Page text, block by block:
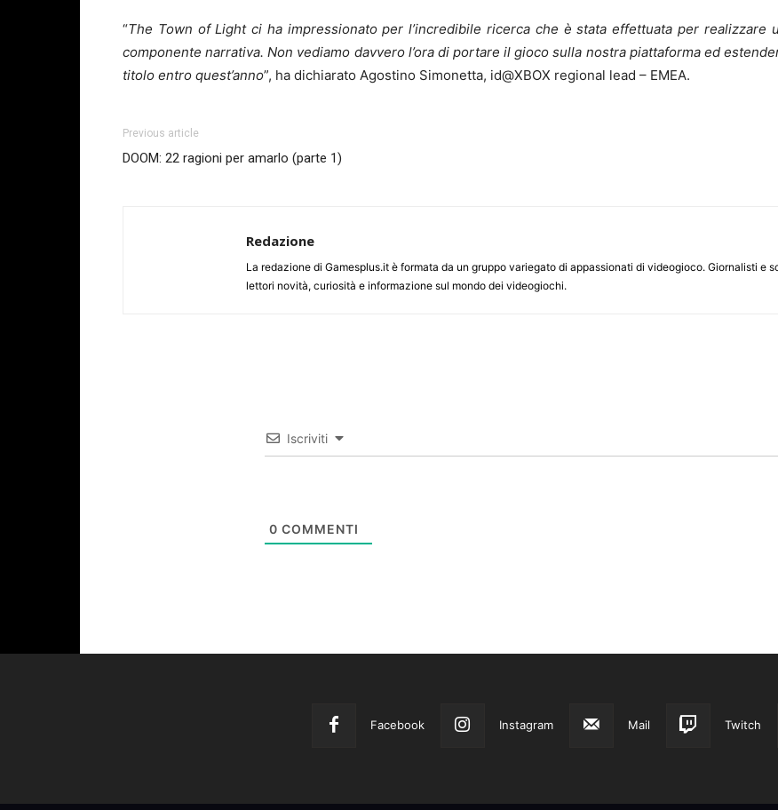
“The Town of Light ci ha impressionato per l’incredibile ricerca che è stata effettuata per realizzare
componente narrativa. Non vediamo davvero l’ora di portare il gioco sulla nostra piattaforma ed
titolo entro quest’anno”, ha dichiarato Agostino Simonetta, id@XBOX regional lead – EMEA.
Previous article
DOOM: 22 ragioni per amarlo (parte 1)
Redazione
La redazione di Gamesplus.it è formata da un gruppo variegato di appassionati di videogioco. Giornalisti e
lettori novità, curiosità e informazione sul mondo dei videogiochi.
Iscriviti
0 COMMENTI
Facebook Instagram Mail Twitch